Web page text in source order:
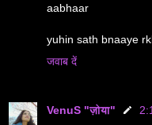
aabhaar
yuhin sath bnaaye
जवाब दें
VenuS "ज़ोया"